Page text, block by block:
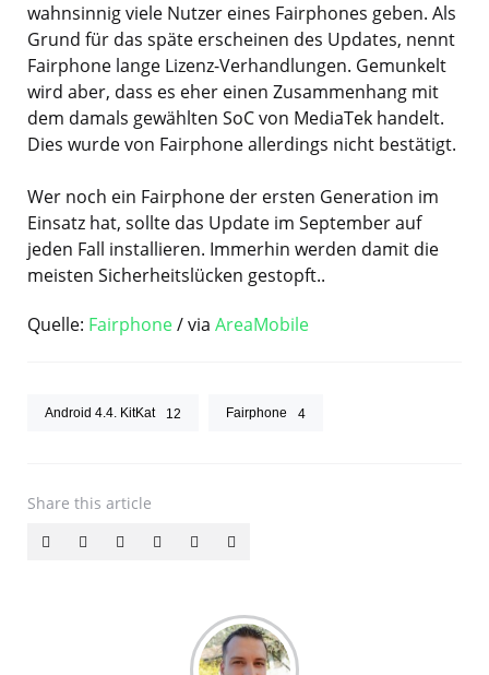
wahnsinnig viele Nutzer eines Fairphones geben. Als
Grund für das späte erscheinen des Updates, nennt
Fairphone lange Lizenz-Verhandlungen. Gemunkelt
wird aber, dass es eher einen Zusammenhang mit
dem damals gewählten SoC von MediaTek handelt.
Dies wurde von Fairphone allerdings nicht bestätigt.
Wer noch ein Fairphone der ersten Generation im
Einsatz hat, sollte das Update im September auf
jeden Fall installieren. Immerhin werden damit die
meisten Sicherheitslücken gestopft..
Quelle: Fairphone/ via AreaMobile
Android 4.4. KitKat 12 Fairphone 4
Share this article